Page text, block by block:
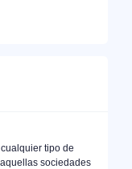
tipo de
sociedades